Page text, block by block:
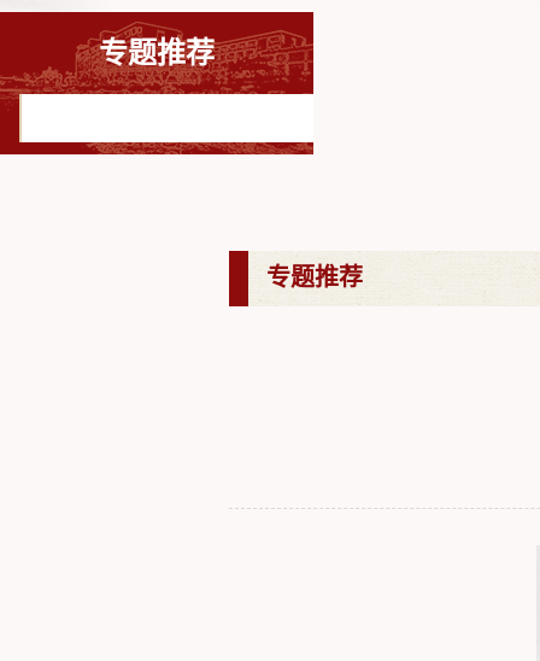
专题推荐
专题推荐